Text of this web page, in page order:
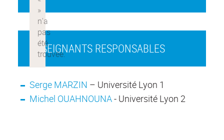
ENSEIGNANTS RESPONSABLES
Serge MARZIN – Université Lyon 1
Michel OUAHNOUNA- Université Lyon 2